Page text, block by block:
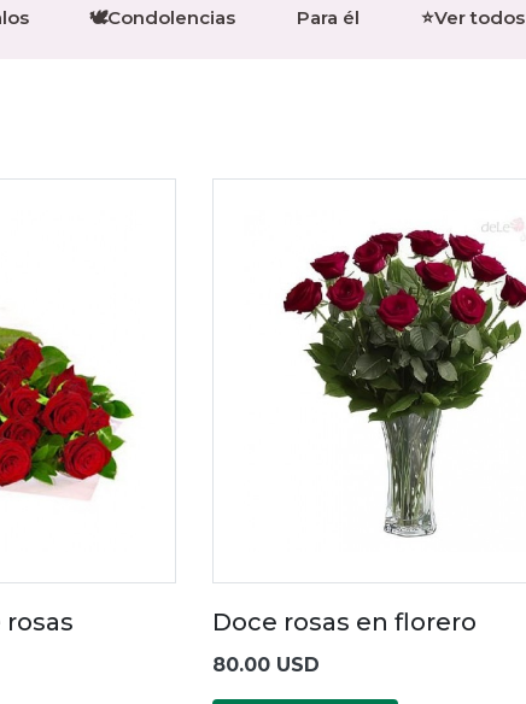
🕊️Condolencias Para él ⭐Ver todos
Doce rosas en florero
80.00 USD